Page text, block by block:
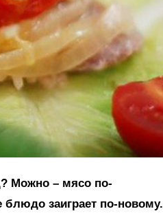
Можно – мясо по-
заиграет по-новому.